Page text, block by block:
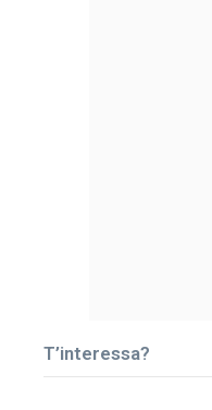
T’interessa?